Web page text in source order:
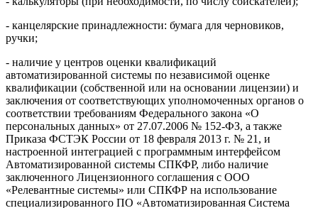
- канцелярские принадлежности: бумага для черновиков,
ручки;
- наличие у центров оценки квалификаций
автоматизированной системы по независимой оценке
квалификации (собственной или на основании лицензии) и
заключения от соответствующих уполномоченных органов о
соответствии требованиям Федерального закона «О
персональных данных» от 27.07.2006 № 152-ФЗ, а также
Приказа ФСТЭК России от 18 февраля 2013 г. № 21, и
настроенной интеграцией с программным интерфейсом
Автоматизированной системы СПКФР, либо наличие
заключенного Лицензионного соглашения с ООО
«Релевантные системы» или СПКФР на использование
специализированного ПО «Автоматизированная Система